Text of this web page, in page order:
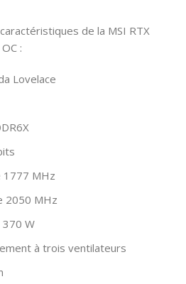
de la MSI RTX
:
Lovelace
1777 MHz
2050 MHz
370 W
à trois ventilateurs